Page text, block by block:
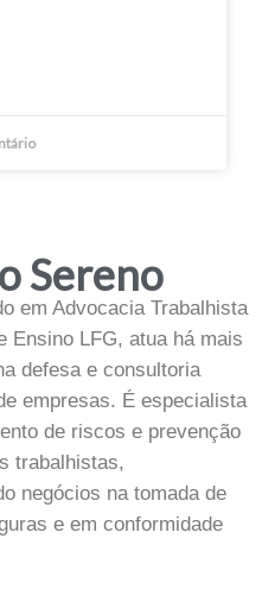
Sereno
em Advocacia Trabalhista
Ensino LFG, atua há mais
defesa e consultoria
empresas. É especialista
de riscos e prevenção
trabalhistas,
negócios na tomada de
e em conformidade